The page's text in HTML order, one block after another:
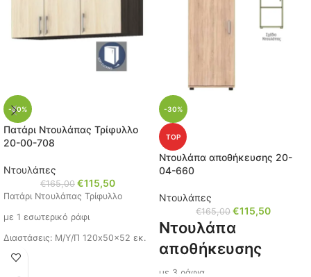
πατήστε τον κωδικό (12-
-30%
Πατάρι Ντουλάπας Τρίφυλλο
20-00-708
Ντουλάπες
€165,00 €115,50
Πατάρι Ντουλάπας Τρίφυλλο
με 1 εσωτερικό ράφι
Διαστάσεις: Μ/Υ/Π 120x50x52 εκ.
Χρώμα: Οξιά της άμμου/ Σκούρα
-30%
TOP
Ντουλάπα αποθήκευσης 20-
04-660
Ντουλάπες
€165,00 €115,50
Ντουλάπα
αποθήκευσης
με 3 ράφια